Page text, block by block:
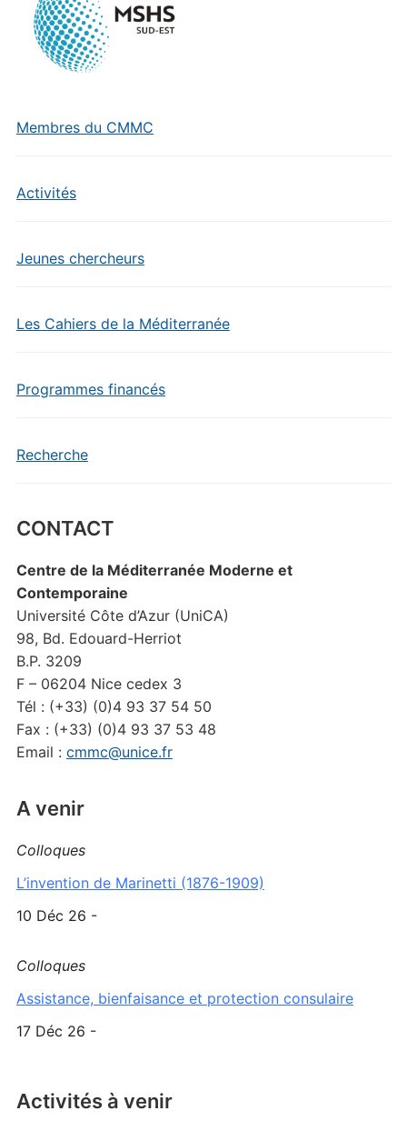
Membres du CMMC
Activités
Jeunes chercheurs
Les Cahiers de la Méditerranée
Programmes financés
Recherche
CONTACT
Centre de la Méditerranée Moderne et
Contemporaine
Université Côte d’Azur (UniCA)
98, Bd. Edouard-Herriot
B.P. 3209
F – 06204 Nice cedex 3
Tél : (+33) (0)4 93 37 54 50
Fax : (+33) (0)4 93 37 53 48
Email : cmmc@unice.fr
A venir
Colloques
L’invention de Marinetti (1876-1909)
10 Déc 26 -
Colloques
Assistance, bienfaisance et protection consulaire
17 Déc 26 -
Activités à venir